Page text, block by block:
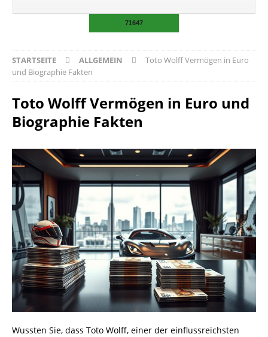
STARTSEITE ALLGEMEIN
Toto Wolff Vermögen in Euro
und Biographie Fakten
Toto Wolff Vermögen in Euro und
Biographie Fakten
Wussten Sie, dass Toto Wolff, einer der einflussreichsten